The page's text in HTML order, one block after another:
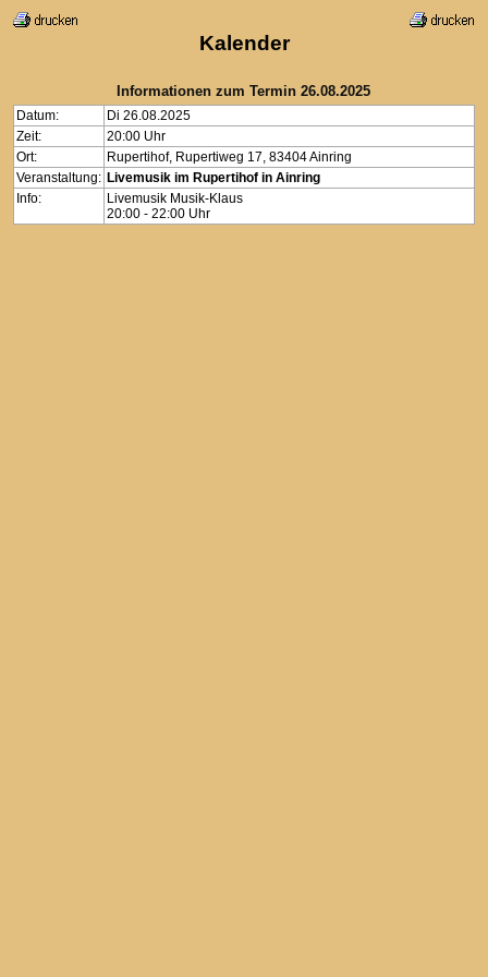
Kalender
Informationen zum Termin 26.08.2025
Datum:
Di 26.08.2025
Zeit:
20:00 Uhr
Ort:
Rupertihof, Rupertiweg 17, 83404 Ainring
Veranstaltung: Livemusik im Rupertihof in Ainring
Info:
Livemusik Musik-Klaus
20:00 - 22:00 Uhr